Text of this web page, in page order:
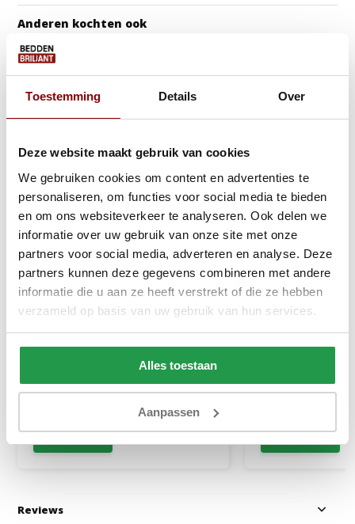
Toestemming Details Over
Deze website maakt gebruik van cookies
We gebruiken cookies om content en advertenties te
personaliseren, om functies voor social media te bieden
en om ons websiteverkeer te analyseren. Ook delen we
informatie over uw gebruik van onze site met onze
partners voor social media, adverteren en analyse. Deze
partners kunnen deze gegevens combineren met andere
informatie die u aan ze heeft verstrekt of die ze hebben
verzameld op basis van uw gebruik van hun services.
Alles toestaan
Aanpassen
Anderen kochten ook
l'Orangerie Santalum
Homeparfum / Roomspray 250
Bekijken
Boxspring
Stel zelf samen
Bekijken
Reviews